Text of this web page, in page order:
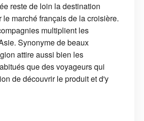
reste de loin la destination
le marché français de la croisière.
multiplient les
Synonyme de beaux
attire aussi bien les
que des voyageurs qui
de découvrir le produit et d'y